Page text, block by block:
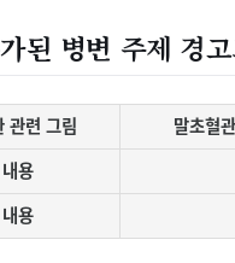
된 병변 주제 경
관련 그림
말초혈
내용
내용